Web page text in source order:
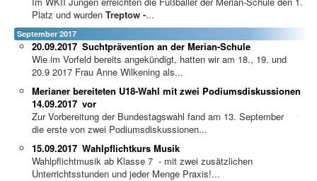
Platz und wurden Treptow -...
September 2017
Suchtprävention an der Merian-Schule
20.09.2017
Wie im Vorfeld bereits angekündigt, hatten wir am 18., 19. und
20.9 2017 Frau Anne Wilkening als...
Merianer bereiteten U18-Wahl mit zwei Podiumsdiskussionen
vor
14.09.2017
Zur Vorbereitung der Bundestagswahl fand am 13. September
die erste von zwei Podiumsdiskussionen...
Wahlpflichtkurs Musik
15.09.2017
Wahlpflichtmusik ab Klasse 7 - mit zwei zusätzlichen
Unterrichtsstunden und jeder Menge Praxis!...